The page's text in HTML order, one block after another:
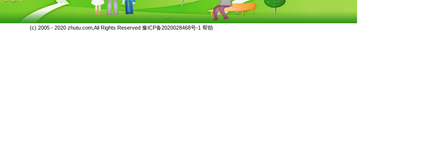
(c) 2005 - 2020 zhutu.com,All Rights Reserved 豫ICP备2020028468号-1 帮助